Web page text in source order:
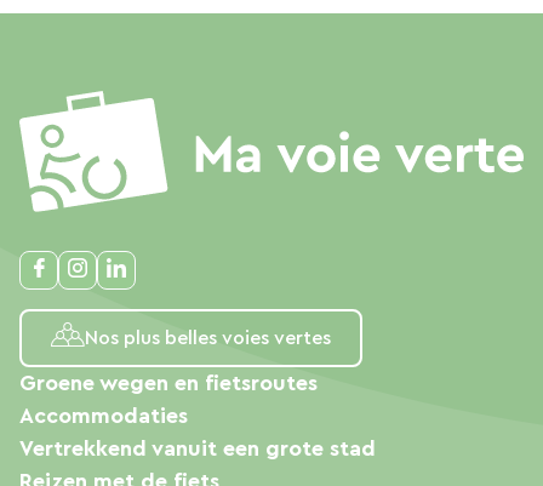
Nos plus belles voies vertes
Groene wegen en fietsroutes
Accommodaties
Vertrekkend vanuit een grote stad
Reizen met de fiets